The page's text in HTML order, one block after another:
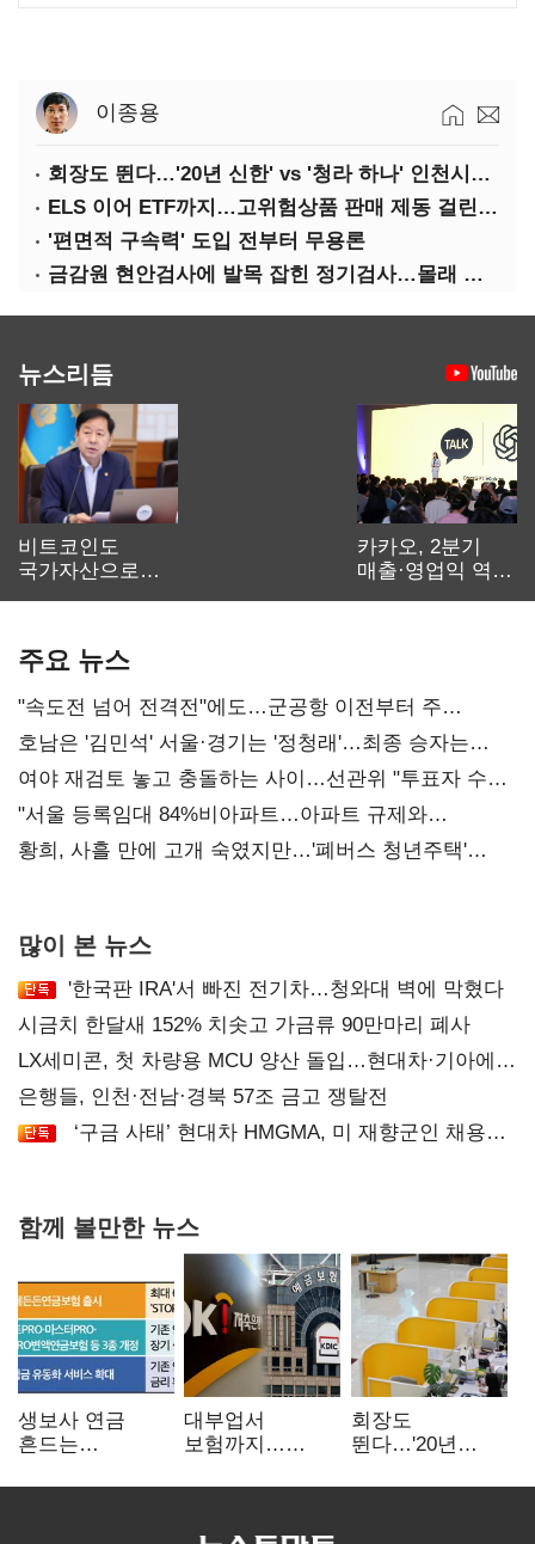
이종용
회장도 뛴다…'20년 신한' vs '청라 하나' 인천시금고 정면승부
ELS 이어 ETF까지…고위험상품 판매 제동 걸린 은행
'편면적 구속력' 도입 전부터 무용론
금감원 현안검사에 발목 잡힌 정기검사…몰래 웃는 금융권
뉴스리듬
비트코인도
국가자산으로…'
카카오, 2분기
매출·영업익 역대
주요 뉴스
"속도전 넘어 전격전"에도…군공항 이전부터 주
52시간까지 '뇌관'
호남은 '김민석' 서울·경기는 '정청래'…최종 승자는
'안갯속'
여야 재검토 놓고 충돌하는 사이…선관위 "투표자 수
오차 당연"
"서울 등록임대 84%비아파트…아파트 규제와
달리해야"
황희, 사흘 만에 고개 숙였지만…'폐버스 청년주택'
많이 본 뉴스
'한국판 IRA'서 빠진 전기차…청와대 벽에 막혔다
시금치 한달새 152% 치솟고 가금류 90만마리 폐사
LX세미콘, 첫 차량용 MCU 양산 돌입…현대차·기아에
공급
은행들, 인천·전남·경북 57조 금고 쟁탈전
‘구금 사태’ 현대차 HMGMA, 미 재향군인 채용
함께 볼만한 뉴스
생보사 연금
흔드는
장수리스크'
대부업서
보험까지…
종합금융그룹
회장도
뛴다…'20년
하나' 인천시금고